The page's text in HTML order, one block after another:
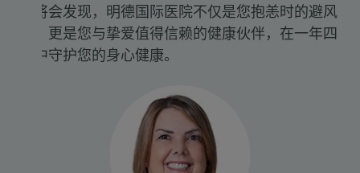
您将会发现，明德国际医院不仅是您抱恙时的避风
港，更是您与挚爱值得信赖的健康伙伴，在一年四
季中守护您的身心健康。